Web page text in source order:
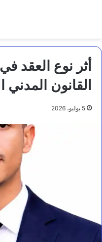
أثر نوع العقد
القانون المدني
5 يوليو، 2026